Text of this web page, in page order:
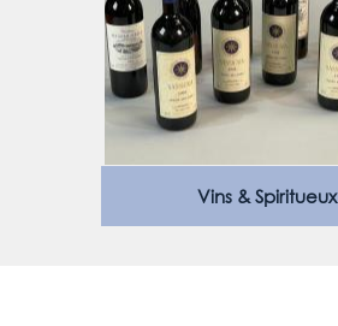
Vins & Spiritueux